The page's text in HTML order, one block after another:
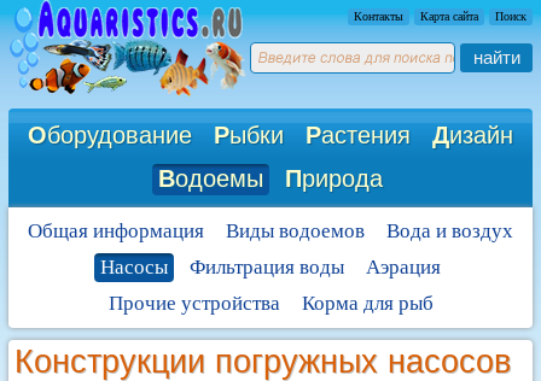
Контакты Карта сайта Поиск
найти
Оборудование Рыбки Растения Дизайн
Водоемы Природа
Общая информация Виды водоемов
Вода и воздух
Насосы
Фильтрация воды
Аэрация
Прочие устройства
Корма для рыб
Конструкции погружных насосов